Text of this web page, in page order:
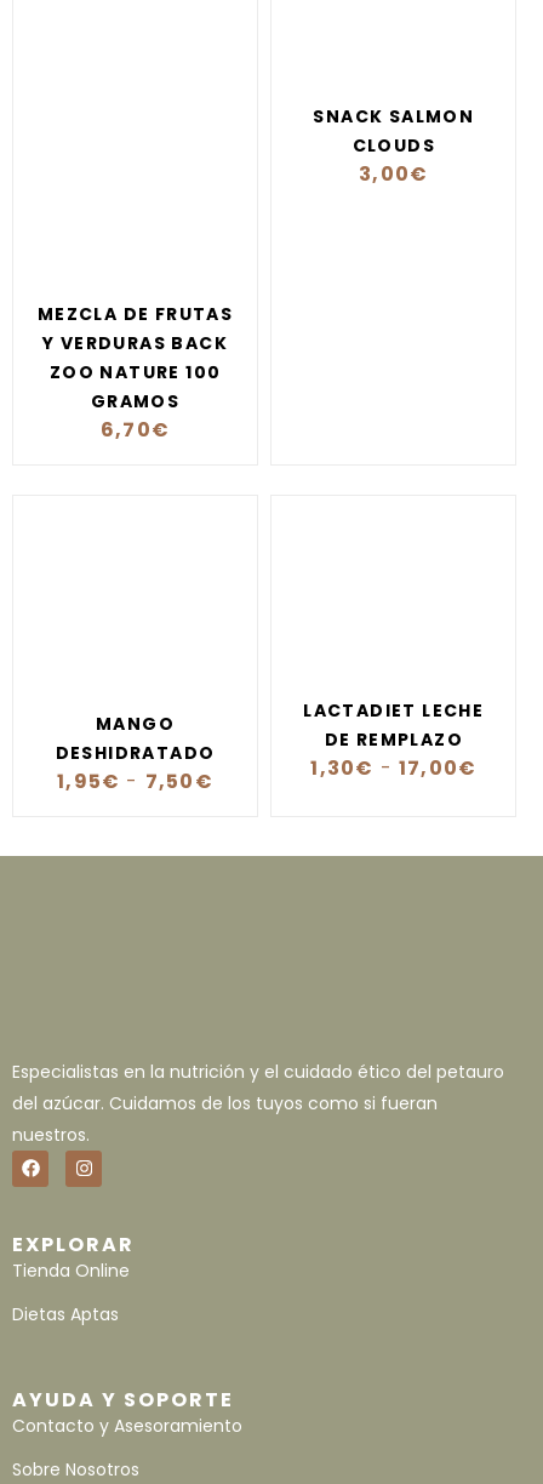
MEZCLA DE FRUTAS
Y VERDURAS BACK
ZOO NATURE 100
GRAMOS
6,70€
SNACK SALMON
CLOUDS
3,00€
MANGO
DESHIDRATADO
1,95€ - 7,50€
LACTADIET LECHE
DE REMPLAZO
1,30€ - 17,00€
Especialistas en la nutrición y el cuidado ético del petauro
del azúcar. Cuidamos de los tuyos como si fueran
nuestros.
EXPLORAR
Tienda Online
Dietas Aptas
AYUDA Y SOPORTE
Contacto y Asesoramiento
Sobre Nosotros